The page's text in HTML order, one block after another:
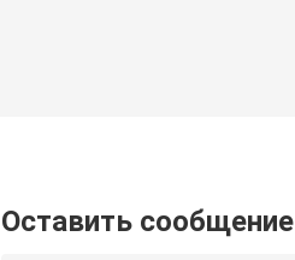
Оставить сообщение